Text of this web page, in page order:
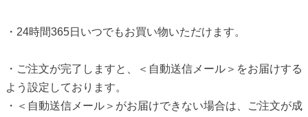
・24時間365日いつでもお買い物いただけます。
・ご注文が完了しますと、＜自動送信メール＞をお届けする
よう設定しております。
・＜自動送信メール＞がお届けできない場合は、ご注文が成